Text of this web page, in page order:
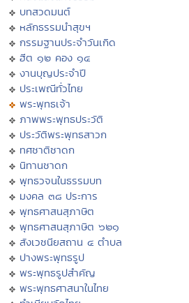
บทสวดมนต์
หลักธรรมนำสุขฯ
กรรมฐานประจำวันเกิด
ฮีต ๑๒ คอง ๑๔
งานบุญประจำปี
ประเพณีทั่วไทย
พระพุทธเจ้า
ภาพพระพุทธประวัติ
ประวัติพระพุทธสาวก
ทศชาติชาดก
นิทานชาดก
พุทธวจนในธรรมบท
มงคล ๓๘ ประการ
พุทธศาสนสุภาษิต
พุทธศาสนสุภาษิต ๖๒๑
สังเวชนียสถาน ๔ ตำบล
ปางพระพุทธรูป
พระพุทธรูปสำคัญ
พระพุทธศาสนาในไทย